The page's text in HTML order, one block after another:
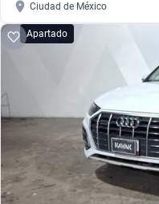
Ciudad de México
Apartado